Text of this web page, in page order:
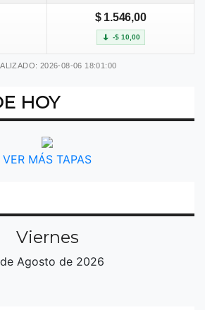
$ 1.546,00
-$ 10,00
2026-08-06 18:01:00
HOY
VER MÁS TAPAS
Viernes
Agosto de 2026